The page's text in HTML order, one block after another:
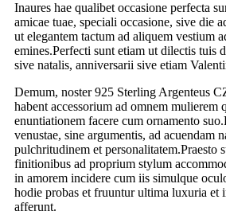
Inaures hae qualibet occasione perfecta
amicae tuae, speciali occasione, sive die
ut elegantem tactum ad aliquem vestium
emines.Perfecti sunt etiam ut dilectis tuis
sive natalis, anniversarii sive etiam
Demum, noster 925 Sterling Argenteus
habent accessorium ad omnem mulierem
enuntiationem facere cum ornamento
venustae, sine argumentis, ad acuendam
pulchritudinem et personalitatem.Praesto
finitionibus ad proprium stylum
in amorem incidere cum iis simulque
hodie probas et fruuntur ultima luxuria et
afferunt.